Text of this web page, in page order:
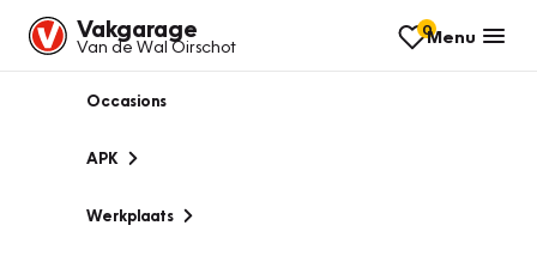
Vakgarage
Van de Wal Oirschot
0Menu
Occasions
APK
Werkplaats